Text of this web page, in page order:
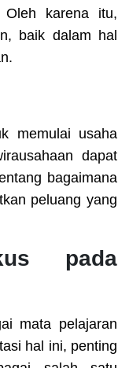
Oleh karena itu,
baik dalam hal
memulai usaha
dapat
bagaimana
peluang yang
pada
mata pelajaran
hal ini, penting